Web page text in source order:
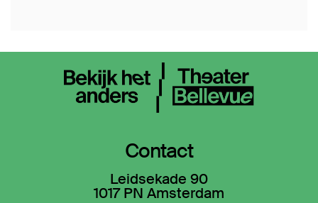
Contact
Leidsekade 90
1017 PN Amsterdam